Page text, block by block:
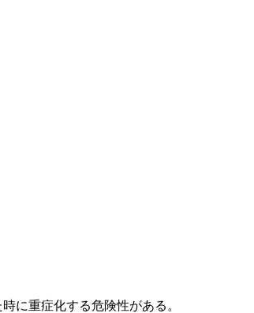
に重症化する危険性がある。